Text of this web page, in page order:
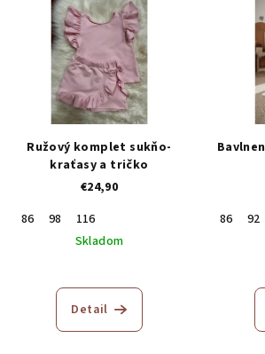
Ružový komplet sukňo-
kraťasy a tričko
€24,90
86
98
116
Skladom
Detail
86
92